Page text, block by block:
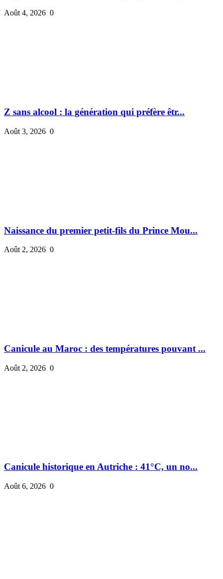
Août 4, 2026 0
Z sans alcool : la génération qui préfère êtr...
Août 3, 2026 0
Naissance du premier petit-fils du Prince Mou...
Août 2, 2026 0
Canicule au Maroc : des températures pouvant ...
Août 2, 2026 0
Canicule historique en Autriche : 41°C, un no...
Août 6, 2026 0